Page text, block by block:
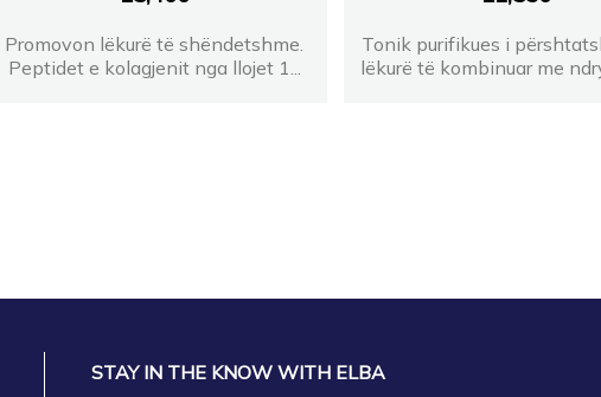
Farmaci Elda
Promovon lëkurë të shëndetshme.
Peptidet e kolagjenit nga llojet 1...
Tonik purifikues i
lëkurë të kombinuar me
STAY IN THE KNOW WITH ELBA